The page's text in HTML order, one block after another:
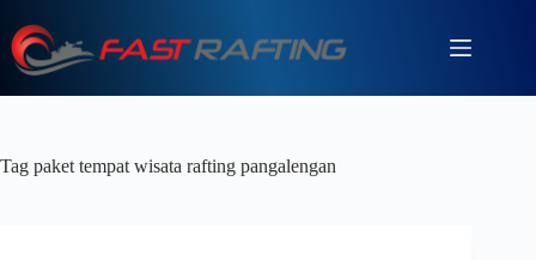
Tag paket tempat wisata rafting pangalengan